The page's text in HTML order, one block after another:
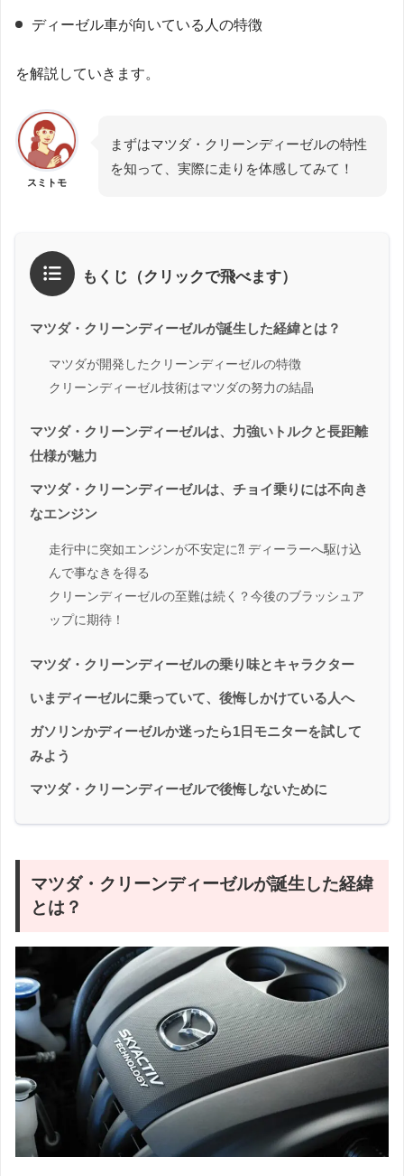
ディーゼル車が向いている人の特徴
を解説していきます。
スミトモ
まずはマツダ・クリーンディーゼルの特性
を知って、実際に走りを体感してみて！
もくじ（クリックで飛べます）
マツダ・クリーンディーゼルが誕生した経緯とは？
マツダが開発したクリーンディーゼルの特徴
クリーンディーゼル技術はマツダの努力の結晶
マツダ・クリーンディーゼルは、力強いトルクと長距離
仕様が魅力
マツダ・クリーンディーゼルは、チョイ乗りには不向き
なエンジン
走行中に突如エンジンが不安定に⁈ ディーラーへ駆け込
んで事なきを得る
クリーンディーゼルの至難は続く？今後のブラッシュア
ップに期待！
マツダ・クリーンディーゼルの乗り味とキャラクター
いまディーゼルに乗っていて、後悔しかけている人へ
ガソリンかディーゼルか迷ったら1日モニターを試して
みよう
マツダ・クリーンディーゼルで後悔しないために
マツダ・クリーンディーゼルが誕生した経緯
とは？